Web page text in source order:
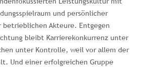
und persönlicher
betrieblichen Akteure. Entgegen
bleibt Karrierekonkurrenz unter
unter Kontrolle, weil vor allem der
Und einer erfolgreichen Gruppe